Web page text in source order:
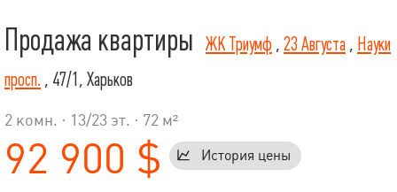
Продажа квартиры ЖК Триумф , 23 Августа , Науки
просп. , 47/1, Харьков
2 комн. · 13/23 эт. · 72 м²
92 900 $ История цены